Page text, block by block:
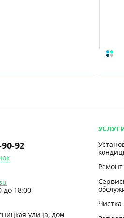
92
до 18:00
улица, дом